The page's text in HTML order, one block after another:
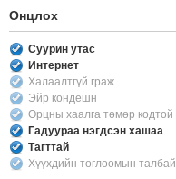
Онцлох
Суурин утас
Интернет
Халаалтгүй граж
Эйр кондешн
Орцны хаалга төмөр кодтой
Гадуураа нэгдсэн хашаа
Тагттай
Хүүхдийн тоглоомын талбай